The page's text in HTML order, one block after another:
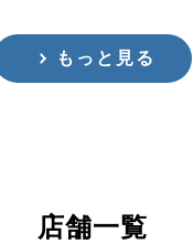
もっと見る
店舗一覧